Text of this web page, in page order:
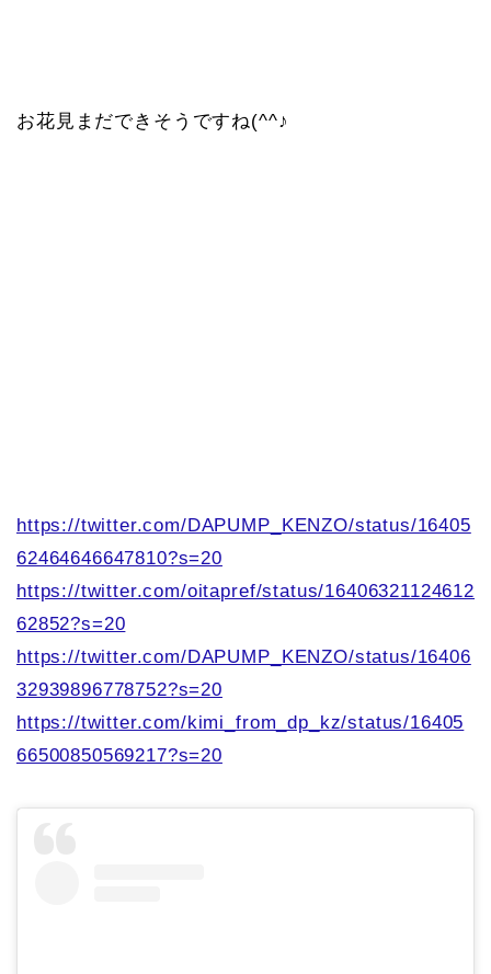
お花見まだできそうですね(^^♪
https://twitter.com/DAPUMP_KENZO/status/16405
62464646647810?s=20
https://twitter.com/oitapref/status/16406321124612
62852?s=20
https://twitter.com/DAPUMP_KENZO/status/16406
32939896778752?s=20
https://twitter.com/kimi_from_dp_kz/status/16405
66500850569217?s=20